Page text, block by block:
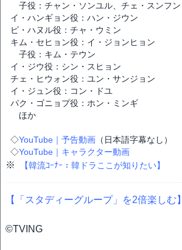
子役：チャン・ソンユル、チェ・スンフン
イ・ハンギョン役：ハン・ジウン
ピ・ハヌル役：チャ・ウミン
キム・セヒョン役：イ・ジョンヒョン
子役：キム・テウン
イ・ジウ役：シン・スヒョン
チェ・ヒウォン役：ユン・サンジョン
イ・ジュン役：コン・ドユ
パク・ゴニョプ役：ホン・ミンギ
ほか
◇YouTube｜予告動画 （日本語字幕なし）
◇YouTube｜キャラクター動画
※ 【韓流ｺｰﾅｰ：韓ドラここが知りたい】
【「スタディーグループ」を2倍楽しむ】
©TVING